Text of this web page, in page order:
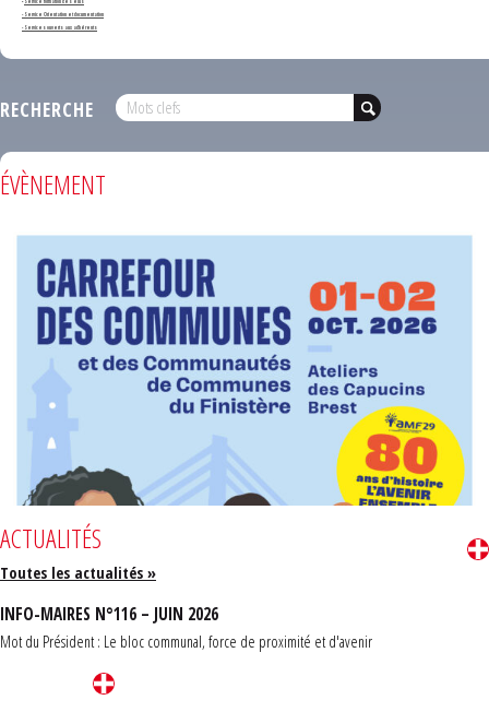
- Service Orientation et documentation
- Services ouverts aux adhérents
RECHERCHE
ÉVÈNEMENT
ACTUALITÉS
Toutes les actualités »
INFO-MAIRES N°116 – JUIN 2026
Mot du Président : Le bloc communal, force de proximité et d'avenir